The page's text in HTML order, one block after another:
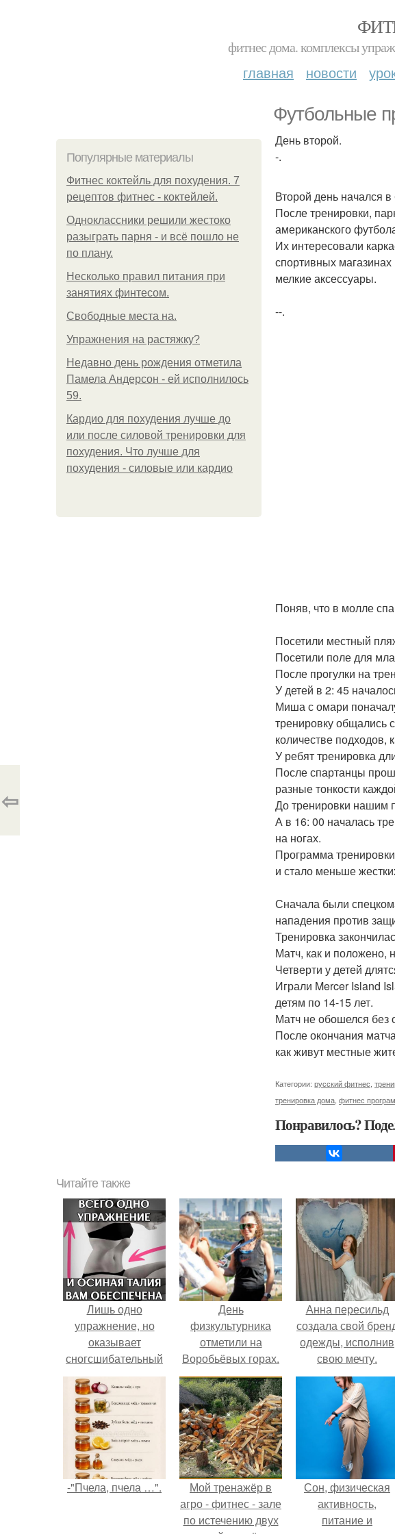
фитнес дома. комплексы
главная новости
Футбольные
Популярные материалы
Фитнес коктейль для похудения. 7
рецептов фитнес - коктейлей.
Одноклассники решили жестоко
разыграть парня - и всё пошло не
по плану.
Несколько правил питания при
занятиях финтесом.
Свободные места на.
Упражнения на растяжку?
Недавно день рождения отметила
Памела Андерсон - ей исполнилось
59.
Кардио для похудения лучше до
или после силовой тренировки для
похудения. Что лучше для
похудения - силовые или кардио
День второй.
-.
Второй день начался в
После тренировки,
американского
Их интересовали
спортивных
мелкие аксессуары.
--.
Поняв, что в молле
Посетили местный
Посетили поле для
После прогулки на
У детей в 2: 45
Миша с омари
тренировку общались
количестве подходов,
У ребят тренировка
После спартанцы
разные тонкости
До тренировки нашим
А в 16: 00 началась
на ногах.
Программа
и стало меньше
Сначала были
нападения против
Тренировка
Матч, как и положено,
Четверти у детей
Играли Mercer Island
детям по 14-15 лет.
Матч не обошелся без
После окончания
как живут местные
Категории: русский фитнес
тренировка дома фитнес
Понравилось?
⇦
Читайте также
Лишь одно
упражнение, но
оказывает
сногсшибательный
эффект: "Осиная"
талия и плоский
живот - при этом
огромная польза
для здоровья!
День
физкультурника
отметили на
Воробьёвых горах.
Анна пересильд
создала свой
одежды, исполнив
свою мечту.
-"Пчела, пчела …".
Мой тренажёр в
агро - фитнес - зале
по истечению двух
Сон, физическая
активность,
питание и